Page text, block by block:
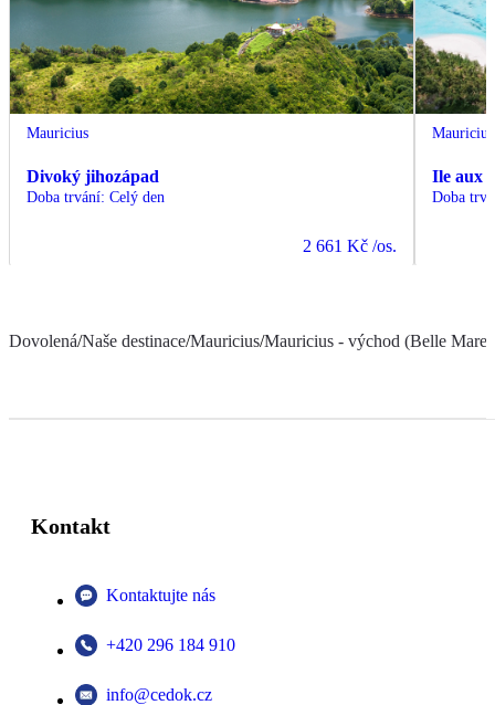
Mauricius
Divoký jihozápad
Doba trvání: Celý den
2 661 Kč /os.
Mauricius
Ile aux
Doba
Dovolená/Naše destinace/Mauricius/Mauricius - východ (Belle Mare
Kontakt
Kontaktujte nás
+420 296 184 910
info@cedok.cz